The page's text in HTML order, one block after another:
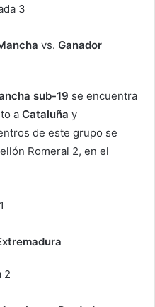
3
vs. Ganador
sub-19 se encuentra
a Cataluña y
de este grupo se
Romeral 2, en el
2